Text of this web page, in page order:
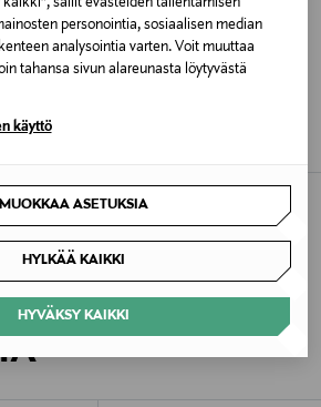
personointia, sosiaalisen median
analysointia varten. Voit muuttaa
tahansa sivun alareunasta löytyvästä
käyttö
MUOKKAA ASETUKSIA
HYLKÄÄ KAIKKI
HYVÄKSY KAIKKI
B.V.
AP Amsterdam, Netherlands